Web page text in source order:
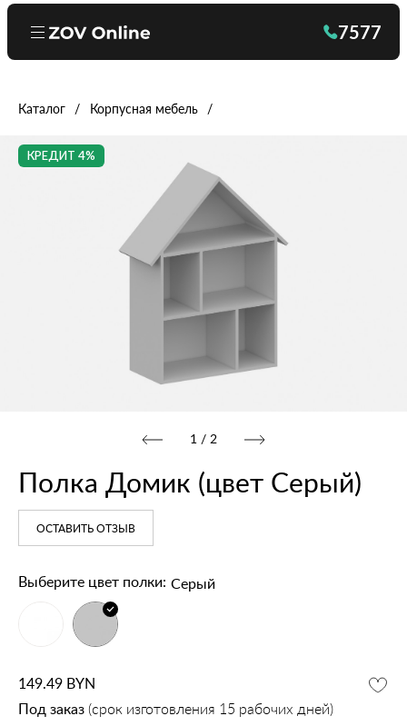
7577
Каталог Корпусная мебель
КРЕДИТ 4%
1 / 2
Полка Домик (цвет Серый)
ОСТАВИТЬ ОТЗЫВ
Выберите цвет полки: Серый
149.49 BYN
Под заказ (срок изготовления 15 рабочих дней)